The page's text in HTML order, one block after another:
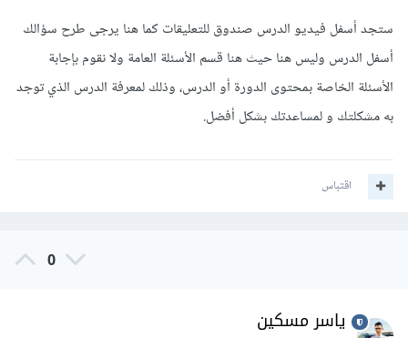
ستجد أسفل فيديو الدرس صندوق للتعليقات كما هنا يرجى طرح سؤالك
أسفل الدرس وليس هنا حيث هنا قسم الأسئلة العامة ولا نقوم بإجابة
الأسئلة الخاصة بمحتوى الدورة أو الدرس، وذلك لمعرفة الدرس الذي توجد
به مشكلتك و لمساعدتك بشكل أفضل.
اقتباس
0
ياسر مسكين